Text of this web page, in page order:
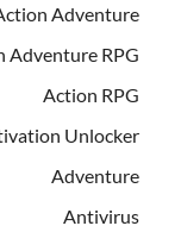
Adventure
Adventure RPG
Action RPG
Unlocker
Adventure
Antivirus